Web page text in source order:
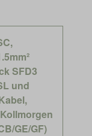
SFD3
und
GE/GF)